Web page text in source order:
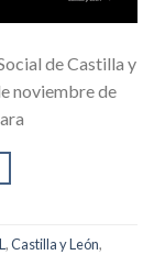
de Castilla y
noviembre de
,Castilla y León,